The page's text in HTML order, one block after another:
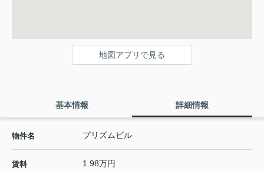
地図アプリで見る
基本情報 詳細情報
物件名 プリズムビル
賃料 1.98万円